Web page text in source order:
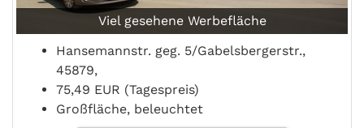
Viel gesehene Werbefläche
Hansemannstr. geg. 5/Gabelsbergerstr.,
45879,
75,49 EUR (Tagespreis)
Großfläche, beleuchtet